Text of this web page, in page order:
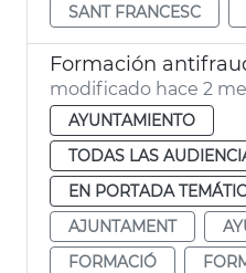
SANT FRANCESC
modificado hace 2
AYUNTAMIENTO
TODAS LAS
EN PORTADA
AJUNTAMENT
FORMACIÓ